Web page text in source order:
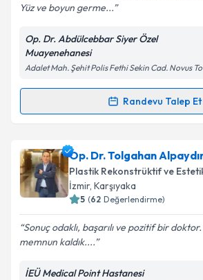
Kişisel verilerimin işlenmesine
Metni'ni okudum ve kişisel
kapsamda işlenmesini kabul
Yüz ve boyun germe...
Op. Dr. Abdülcebbar Siyer Özel
Muayenehanesi
Adalet Mah. Şehit Polis Fethi Sekin Cad. Novus
Randevu Talep Et
Randevu Takvimi Talebi
Op. Dr. Abdülcebbar Siyeriçin
talebi oluşturun. Size bu uzmandan
için bir takvim hazırlandığında e-
bilgilendireceğiz.
E-posta Adresiniz
Op. Dr. Tolgahan
Plastik Rekonstrüktif ve
İzmir, Karşıyaka
5 (62 Değerlendirme)
Sonuç odaklı, başarılı ve pozitif bir
memnun kaldık....
İEÜ Medical Point Hastanesi